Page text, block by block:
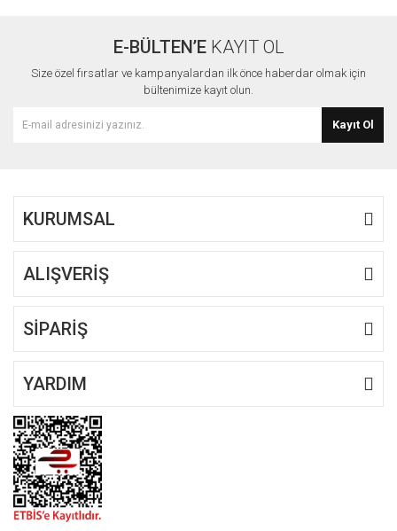
Yorum Yaz
Ürün açıklamasında eksik bilgiler bulunuyor.
Ürün fiyatı diğer sitelerden daha pahalı.
E-BÜLTEN’EKAYIT OL
Size özel fırsatlar ve kampanyalardan ilk önce haberdar olmak için
bültenimize kayıt olun.
Kayıt Ol
KURUMSAL
ALIŞVERİŞ
SİPARİŞ
YARDIM